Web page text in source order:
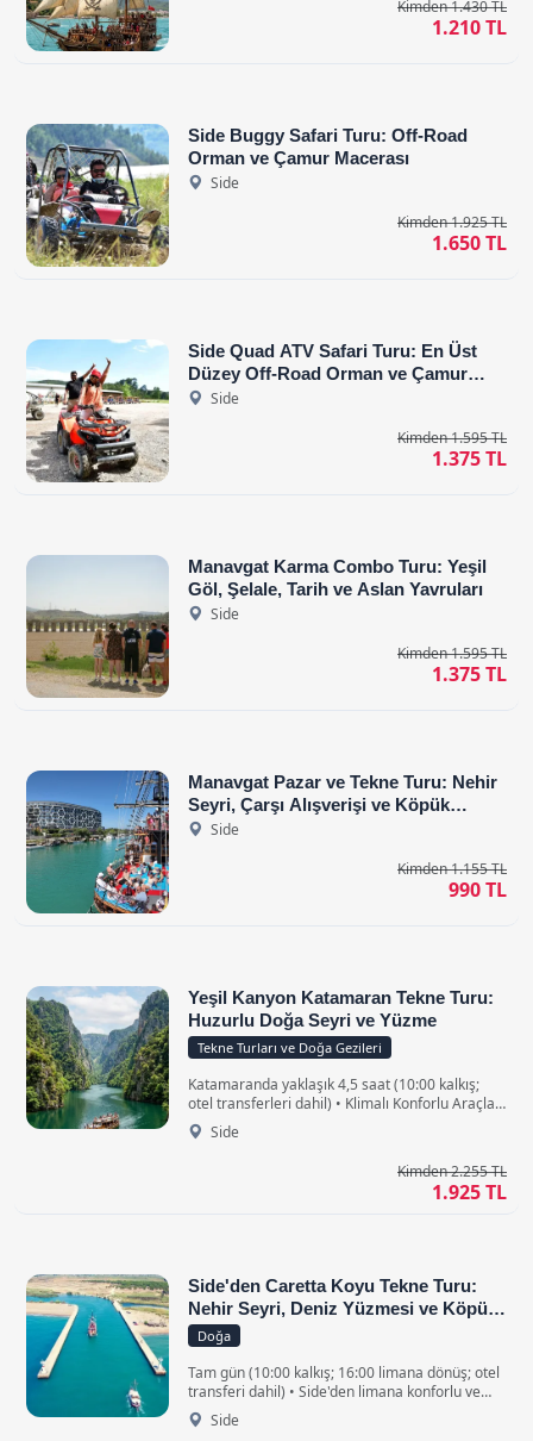
Kimden 1.430 TL
1.210 TL
Side Buggy Safari Turu: Off-Road
Orman ve Çamur Macerası
Side
Kimden 1.925 TL
1.650 TL
Side Quad ATV Safari Turu: En Üst
Düzey Off-Road Orman ve Çamur
Macerası
Side
Kimden 1.595 TL
1.375 TL
Manavgat Karma Combo Turu: Yeşil
Göl, Şelale, Tarih ve Aslan Yavruları
Side
Kimden 1.595 TL
1.375 TL
Manavgat Pazar ve Tekne Turu: Nehir
Seyri, Çarşı Alışverişi ve Köpük
Partisi
Side
Kimden 1.155 TL
990 TL
Yeşil Kanyon Katamaran Tekne Turu:
Huzurlu Doğa Seyri ve Yüzme
Tekne Turları ve Doğa Gezileri
Katamaranda yaklaşık 4,5 saat (10:00 kalkış;
otel transferleri dahil) • Klimalı Konforlu Araçlar
ile Side
Kimden 2.255 TL
1.925 TL
Side'den Caretta Koyu Tekne Turu:
Nehir Seyri, Deniz Yüzmesi ve Köpük
Partisi
Doğa
Tam gün (10:00 kalkış; 16:00 limana dönüş; otel
transferi dahil) • Side'den limana konforlu ve
klimalı bir yolculuk yaparak geri dönüşte aynı
şekilde bırakılın.
Side